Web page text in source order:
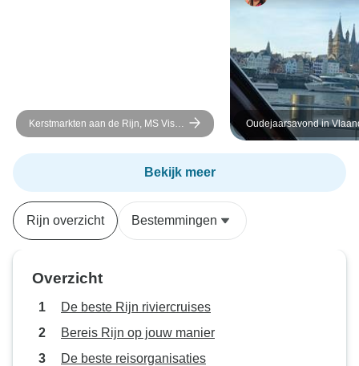
Kerstmarkten aan de Rijn, MS Vista
Rio
Oudejaarsavond in
Bekijk meer
Rijn overzicht Bestemmingen
Overzicht
De beste Rijn riviercruises
Bereis Rijn op jouw manier
De beste reisorganisaties